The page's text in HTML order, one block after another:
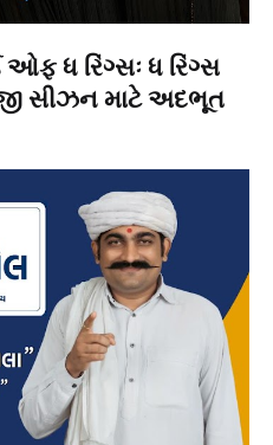
ઓફ ધ રિંગ્સઃ ધ રિંગ્સ
સીઝન માટે અદભૂત